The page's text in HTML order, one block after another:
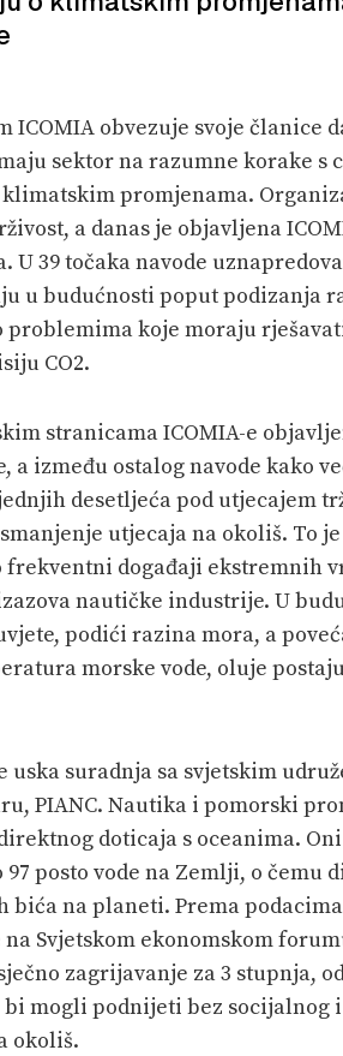
ICOMIA obvezuje svoje
sektor na razumne korake
promjenama.
a danas je objavljena
U 39 točaka navode
u budućnosti poput podizanja
problemima koje moraju
CO2.
stranicama ICOMIA-e
a između ostalog navode kako
desetljeća pod utjecajem
utjecaja na okoliš. To
frekventni događaji ekstremnih
nautičke industrije. U
podići razina mora, a
morske vode, oluje
uska suradnja sa svjetskim
PIANC. Nautika i pomorski
doticaja s oceanima.
97 posto vode na Zemlji, o
bića na planeti. Prema
na Svjetskom ekonomskom
zagrijavanje za 3 stupnja,
mogli podnijeti bez socijalnog
okoliš.